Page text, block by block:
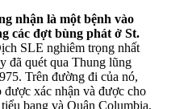
nhận là một bệnh vào
các đợt bùng phát ở St.
SLE nghiêm trọng nhất
đã quét qua Thung lũng
Trên đường đi của nó,
xác nhận và được cho
bang và Quận Columbia,